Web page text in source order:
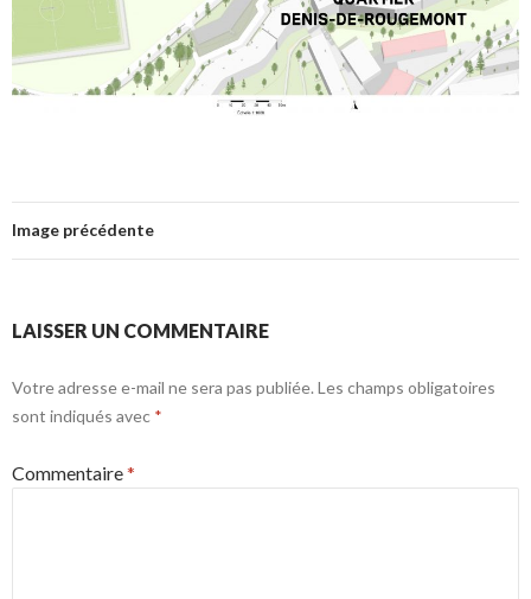
Image précédente
LAISSER UN COMMENTAIRE
Votre adresse e-mail ne sera pas publiée. Les champs obligatoires
sont indiqués avec *
Commentaire*